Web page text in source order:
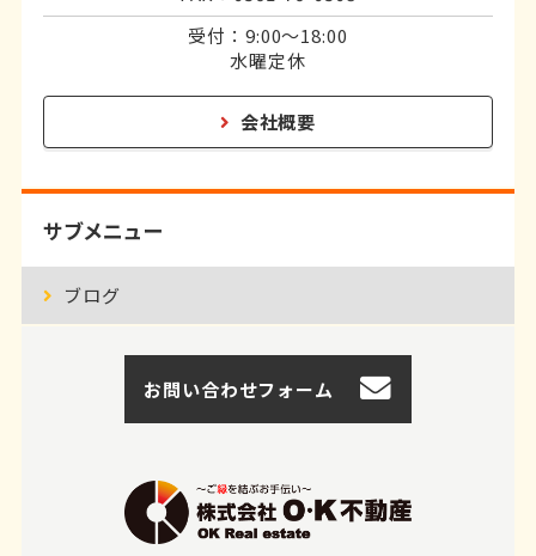
受付：9:00～18:00
水曜定休
会社概要
サブメニュー
ブログ
お問い合わせフォーム